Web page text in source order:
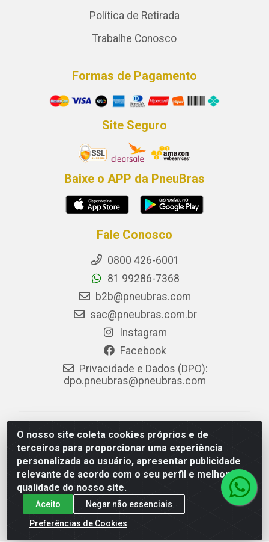
O nosso site coleta cookies próprios e de
terceiros para proporcionar uma experiência
personalizada ao usuário, apresentar publicidade
relevante de acordo com o seu perfil e melhorar a
qualidade do nosso site.
Aceito
Negar não essenciais
Preferências de Cookies
Política de Retirada
Trabalhe Conosco
Formas de Pagamento
Site Seguro
Baixe o APP da PneuBras
Fale Conosco
0800 426-6001
81 99286-7368
b2b@pneubras.com
sac@pneubras.com.br
Instagram
Facebook
Privacidade e Dados (DPO):
dpo.pneubras@pneubras.com
PneuBras - Rodovia BR-101, KM 82 - Prazeres,
Jaboatão dos Guararapes/PE - CEP 54.335-000 - CNPJ
08.678.386/0001-05 - Pneubras Comércio de Pneus
Ltda